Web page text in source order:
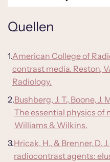
Quellen
American College of
contrast media. Reston,
Radiology.
Bushberg, J. T., Boone, J.
The essential physics
Williams & Wilkins.
Hricak, H., & Brenner, D.
radiocontrast agents: